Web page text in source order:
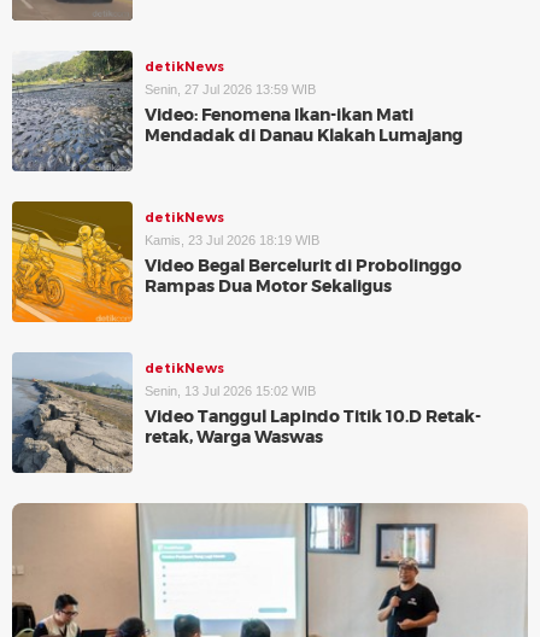
detikNews
Senin, 27 Jul 2026 13:59 WIB
Video: Fenomena Ikan-ikan Mati
Mendadak di Danau Klakah Lumajang
detikNews
Kamis, 23 Jul 2026 18:19 WIB
Video Begal Bercelurit di Probolinggo
Rampas Dua Motor Sekaligus
detikNews
Senin, 13 Jul 2026 15:02 WIB
Video Tanggul Lapindo Titik 10.D Retak-
retak, Warga Waswas